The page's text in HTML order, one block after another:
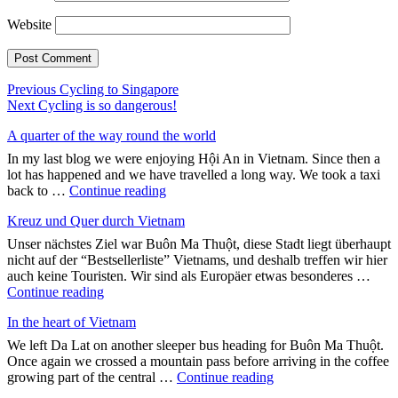
Website
Post
navigation
Previous Previous
post:
Cycling to Singapore
Next Next
Cycling is so dangerous!
A quarter of the way round the world
In my last blog we were enjoying Hội An in Vietnam. Since then a
lot has happened and we have travelled a long way. We took a taxi
back to … Continue reading"A
of
the
way
round
the
Kreuz und Quer durch Vietnam
Unser nächstes Ziel war Buôn Ma Thuột, diese Stadt liegt überhaupt
nicht auf der “Bestsellerliste” Vietnams, und deshalb treffen wir hier
auch keine Touristen. Wir sind als Europäer etwas besonderes …
Continue reading"Kreuz
Quer
durch
Vietnam"
In the heart of Vietnam
We left Da Lat on another sleeper bus heading for Buôn Ma Thuột.
Once again we crossed a mountain pass before arriving in the coffee
growing part of the central … Continue reading"In